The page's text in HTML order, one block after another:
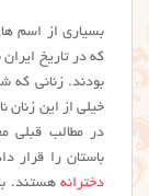
بسیاری از اسم
که در تاریخ ایران
بودند. زنانی که
خیلی از این زنان
در مطالب قبلی
باستان را قرار
دخترانههستند.